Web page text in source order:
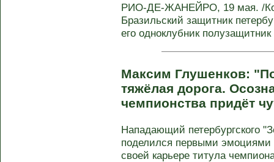
РИО-ДЕ-ЖАНЕЙРО, 19 мая. /
Бразильский защитник
его одноклубник
Максим Глушенков:
тяжёлая дорога.
чемпионства придёт
Нападающий петербургского
поделился первыми эмоциями
своей карьере титула